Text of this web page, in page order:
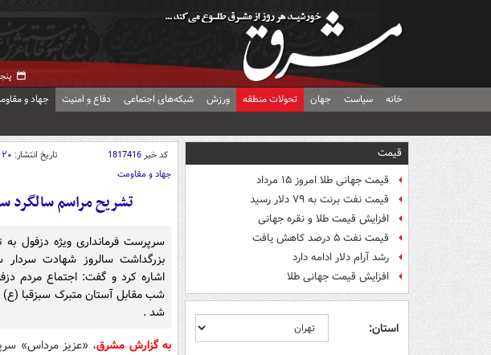
خانه سیاست جهان تحولات منطقه ورزش شبکه‌های اجتماعی دفاع و امنیت جهاد و
قیمت
قیمت جهانی طلا امروز ۱۵ مرداد
قیمت نفت برنت به ۷۹ دلار رسید
افزایش قیمت طلا و نقره جهانی
قیمت نفت ۵ درصد کاهش یافت
رشد آرام دلار ادامه دارد
افزایش قیمت جهانی طلا
استان:
کد خبر1817416 تاریخ انتشار: ۲۰ خرداد ۱۴۰۵ - ۱۶:۱۰
جهاد و مقاومت
تشریح مراسم سالگرد
سرپرست فرمانداری ویژه دزفول
بزرگداشت سالروز شهادت سردار
اشاره کرد و گفت: اجتماع مردم
شب مقابل آستان متبرک سبزقبا (ع)
شد .
به گزارش مشرق، «عزیز مرداس»